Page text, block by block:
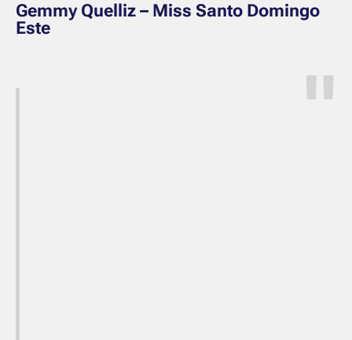
Gemmy Quelliz – Miss Santo Domingo
Este